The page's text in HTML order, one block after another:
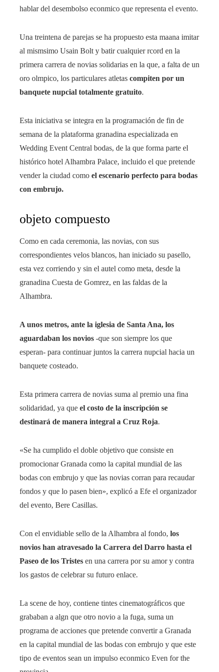
hablar del desembolso econmico que representa el evento.
Una treintena de parejas se ha propuesto esta maana imitar
al mismsimo Usain Bolt y batir cualquier rcord en la
primera carrera de novias solidarias en la que, a falta de un
oro olmpico, los particulares atletas compiten por un
banquete nupcial totalmente gratuito.
Esta iniciativa se integra en la programación de fin de
semana de la plataforma granadina especializada en
Wedding Event Central bodas, de la que forma parte el
histórico hotel Alhambra Palace, incluido el que pretende
vender la ciudad como el escenario perfecto para bodas
con embrujo.
objeto compuesto
Como en cada ceremonia, las novias, con sus
correspondientes velos blancos, han iniciado su pasello,
esta vez corriendo y sin el autel como meta, desde la
granadina Cuesta de Gomrez, en las faldas de la
Alhambra.
A unos metros, ante la iglesia de Santa Ana, los
aguardaban los novios -que son siempre los que
esperan- para continuar juntos la carrera nupcial hacia un
banquete costeado.
Esta primera carrera de novias suma al premio una fina
solidaridad, ya que el costo de la inscripción se
destinará de manera integral a Cruz Roja.
«Se ha cumplido el doble objetivo que consiste en
promocionar Granada como la capital mundial de las
bodas con embrujo y que las novias corran para recaudar
fondos y que lo pasen bien», explicó a Efe el organizador
del evento, Bere Casillas.
Con el envidiable sello de la Alhambra al fondo, los
novios han atravesado la Carrera del Darro hasta el
Paseo de los Tristes en una carrera por su amor y contra
los gastos de celebrar su futuro enlace.
La scene de hoy, contiene tintes cinematográficos que
grababan a algn que otro novio a la fuga, suma un
programa de acciones que pretende convertir a Granada
en la capital mundial de las bodas con embrujo y que este
tipo de eventos sean un impulso econmico Even for the